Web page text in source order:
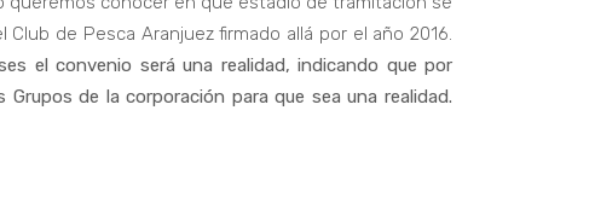
de Pesca Aranjuez firmado allá por el año 2016.
el convenio será una realidad, indicando que por
de la corporación para que sea una realidad.